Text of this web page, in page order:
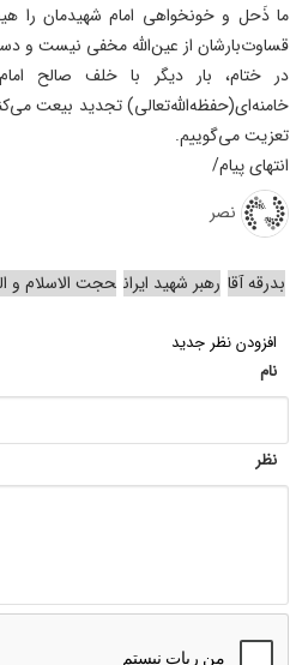
ما ذَحل و خونخواهی امام شهیدمان را
قساوت‌بارشان از عین‌الله مخفی نیست و
در ختام، بار دیگر با خلف صالح
خامنه‌ای(حفظه‌الله‌تعالی) تجدید بیعت
تعزیت می‌گوییم.
انتهای پیام/
نصر
بدرقه آقا رهبر شهید ایران حجت الاسلام و
افزودن نظر جدید
نام
نظر